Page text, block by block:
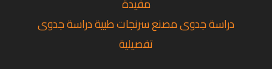
دراسة جدوى مصنع سرنجات طبية دراسة جدوى
تفصيلية